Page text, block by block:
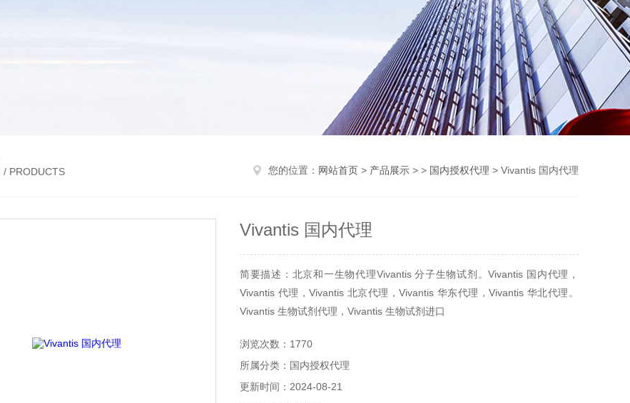
/ PRODUCTS 您的位置： 网站首页 > 产品展示 > > 国内授权代理 > Vivantis 国内代理
Vivantis 国内代理
简要描述：北京和一生物代理Vivantis 分子生物试剂。Vivantis 国内代理，
Vivantis 代理，Vivantis 北京代理，Vivantis 华东代理，Vivantis 华北代理。
Vivantis 生物试剂代理，Vivantis 生物试剂进口
浏览次数：1770
所属分类：国内授权代理
更新时间：2024-08-21